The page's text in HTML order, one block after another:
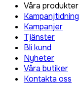
Våra produkter
Kampanjtidning
Kampanjer
Tjänster
Bli kund
Nyheter
Våra butiker
Kontakta oss